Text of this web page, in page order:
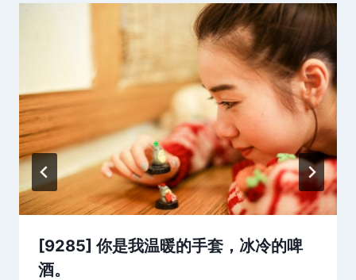
[9285] 你是我温暖的手套，冰冷的啤
酒。